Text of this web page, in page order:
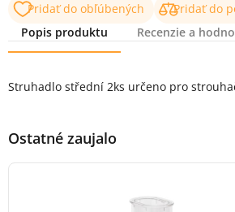
Pridať do obľúbených
Pridať do
Popis produktu
Recenzie a
Struhadlo střední 2ks určeno pro
Ostatné zaujalo